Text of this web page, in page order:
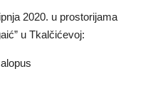
2020. u prostorijama
u Tkalčićevoj: